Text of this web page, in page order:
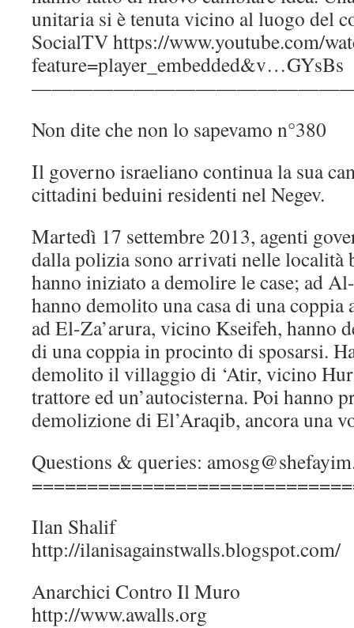
unitaria si è tenuta vicino al luogo del
SocialTV https://www.youtube.com/
feature=player_embedded&v…GYsBs
Non dite che non lo sapevamo n°380
Il governo israeliano continua la sua
cittadini beduini residenti nel Negev.
Martedì 17 settembre 2013, agenti
dalla polizia sono arrivati nelle località
hanno iniziato a demolire le case; ad
hanno demolito una casa di una coppia
ad El-Za’arura, vicino Kseifeh, hanno
di una coppia in procinto di sposarsi.
demolito il villaggio di ‘Atir, vicino
trattore ed un’autocisterna. Poi hanno
demolizione di El’Araqib, ancora una
Questions & queries:
Ilan Shalif
http://ilanisagainstwalls.blogspot.com/
Anarchici Contro Il Muro
http://www.awalls.org